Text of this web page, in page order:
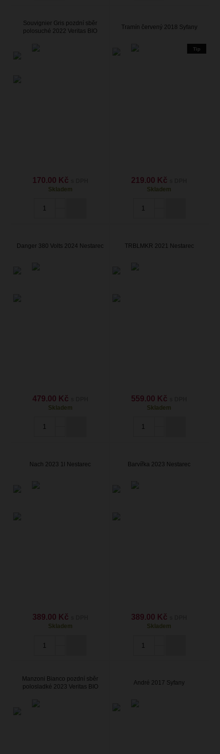
Souvignier Gris pozdní sběr
polosuché 2022 Veritas BIO
170.00 Kč
Skladem
Tramín červený 2018 Syfany
Tip
219.00 Kč
Skladem
Danger 380 Volts 2024 Nestarec
479.00 Kč
Skladem
TRBLMKR 2021 Nestarec
559.00 Kč
Skladem
Nach 2023 1l Nestarec
389.00 Kč
Skladem
Barvířka 2023 Nestarec
389.00 Kč
Skladem
Manzoni Bianco pozdní sběr
polosladké 2023 Veritas BIO
André 2017 Syfany